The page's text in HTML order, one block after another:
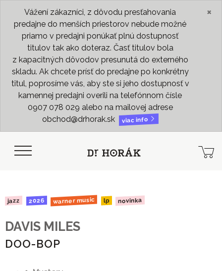
Vážení zákazníci, z dôvodu presťahovania
predajne do menších priestorov nebude možné
priamo v predajni ponúkať plnú dostupnosť
titulov tak ako doteraz. Časť titulov bola
z kapacitných dôvodov presunutá do externého
skladu. Ak chcete prísť do predajne po konkrétny
titul, poprosíme vás, aby ste si jeho dostupnosť v
kamennej predajni overili na telefónnom čísle
0907 078 029 alebo na mailovej adrese
obchod@drhorak.sk
viac info
×
jazz 2026 warner music lp novinka
DAVIS MILES
DOO-BOP